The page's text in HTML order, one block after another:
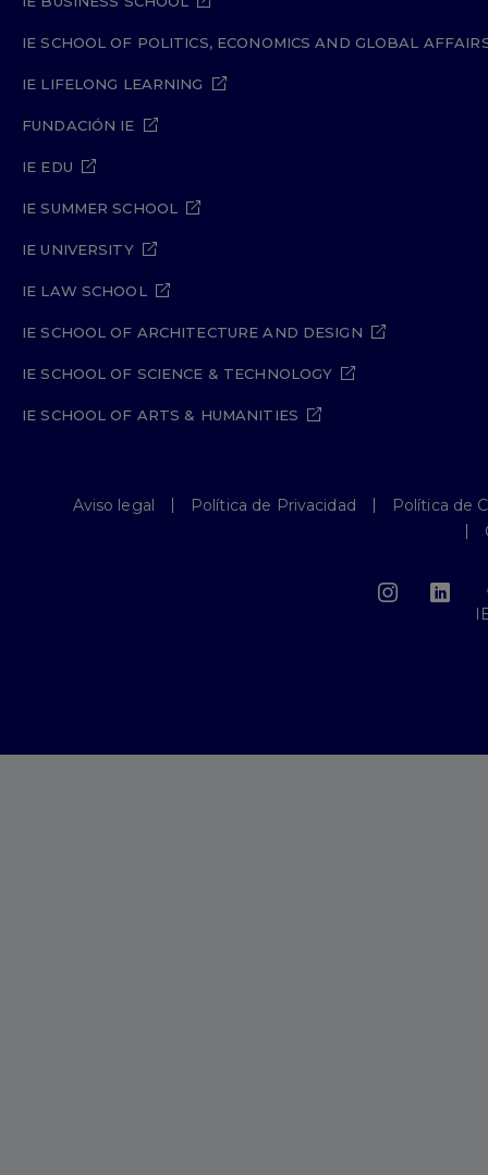
IE SCHOOL OF POLITICS, ECONOMICS AND GLOBAL
IE LIFELONG LEARNING
FUNDACIÓN IE
IE EDU
IE SUMMER SCHOOL
IE UNIVERSITY
IE LAW SCHOOL
IE SCHOOL OF ARCHITECTURE AND DESIGN
IE SCHOOL OF SCIENCE & TECHNOLOGY
IE SCHOOL OF ARTS & HUMANITIES
Aviso legal Política de Privacidad
Política de